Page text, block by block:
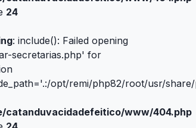
24
: include(): Failed opening
secretarias.php' for
opt/remi/php82/root/usr/
catanduvacidadefeitico/www/404.php